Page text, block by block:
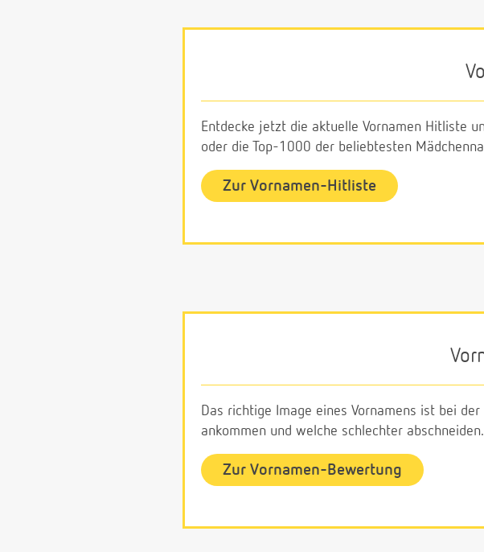
Entdecke jetzt die aktuelle Vornamen Hitliste
oder die Top-1000 der beliebtesten
Zur Vornamen-Hitliste
Das richtige Image eines Vornamens ist bei
ankommen und welche schlechter abschneiden.
Zur Vornamen-Bewertung